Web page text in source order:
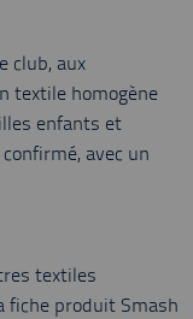
club, aux
textile homogène
enfants et
avec un
textiles
fiche produit Smash